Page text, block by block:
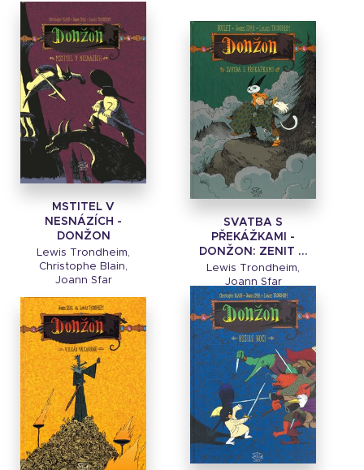
MSTITEL V
NESNÁZÍCH -
DONŽON
Lewis Trondheim,
Christophe Blain,
Joann Sfar
SVATBA S
PŘEKÁŽKAMI -
DONŽON: ZENIT ...
Lewis Trondheim,
Joann Sfar